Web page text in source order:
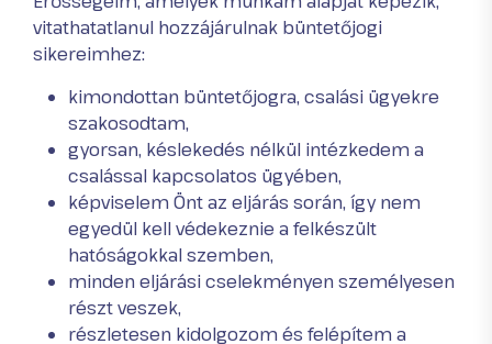
vitathatatlanul hozzájárulnak büntetőjogi
sikereimhez:
kimondottan büntetőjogra, csalási ügyekre
szakosodtam,
gyorsan, késlekedés nélkül intézkedem a
csalással kapcsolatos ügyében,
képviselem Önt az eljárás során, így nem
egyedül kell védekeznie a felkészült
hatóságokkal szemben,
minden eljárási cselekményen személyesen
részt veszek,
részletesen kidolgozom és felépítem a